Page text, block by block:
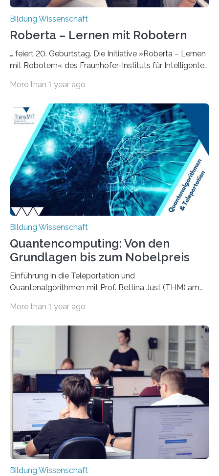
Bildung Wissenschaft
Roberta – Lernen mit Robotern
… feiert 20. Geburtstag. Die Initiative »Roberta – Lernen
mit Robotern« des Fraunhofer-Instituts für Intelligente
Augustin feiert ihren 20. Geburtstag. Unter anderem
aus, die im Anschluss an Schulen deutschlandweit und
international Robotik- und Programmierkurse anbieten
– bisher wurden mehr als 3500 Lehrer*innen geschult
und so über 650 000 Schüler*innen erreicht. Ergänzt
wird das Angebot um die Programmierplattform
»Open Roberta«, die aktuell mehr als 10 Millionen
Nutzer*innen weltweit…
More than 1 year ago
Bildung Wissenschaft
Quantencomputing: Von den
Grundlagen bis zum Nobelpreis
Einführung in die Teleportation und
Quantenalgorithmen mit Prof. Bettina Just (THM) am
2022. „Die Welt ist mehr als das, was der Fall ist. Sie ist
diesjährige Nobelpreisträger Anton Zeilinger bereits um
die Jahrtausendwende. Dieser Satz hat sich gerade im
Bereich der Quantentechnologien und ihren
Anwendungen in den vergangenen zwei Jahrzehnten
mit atemberaubender Geschwindigkeit immer wieder
aufs Neue bewahrheitet. Kaum ein anderes Gebiet
birgt…
More than 1 year ago
Bildung Wissenschaft